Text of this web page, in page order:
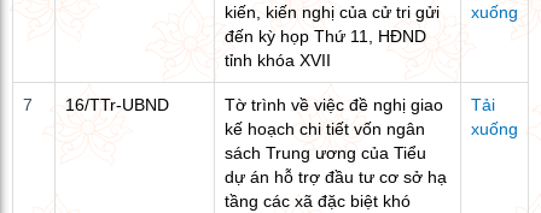
kiến, kiến nghị của cử tri gửi
đến kỳ họp Thứ 11, HĐND
tỉnh khóa XVII
xuống
7 16/TTr-UBND
Tờ trình về việc đề nghị giao
kế hoạch chi tiết vốn ngân
sách Trung ương của Tiểu
dự án hỗ trợ đầu tư cơ sở hạ
tầng các xã đặc biệt khó
Tải
xuống